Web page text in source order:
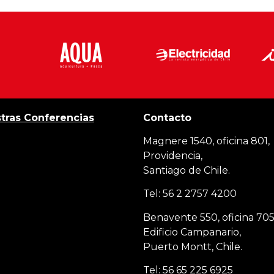
Conferencias Contacto
Magnere 1540, oficina 801,
Providencia,
Santiago de Chile.
Tel: 56 2 2757 4200
Benavente 550, oficina
Edificio Campanario,
Puerto Montt, Chile.
Tel: 56 65 225 6925